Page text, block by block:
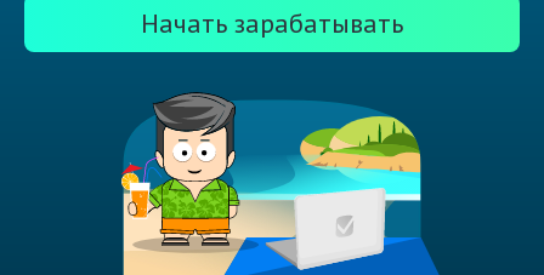
Начать зарабатывать